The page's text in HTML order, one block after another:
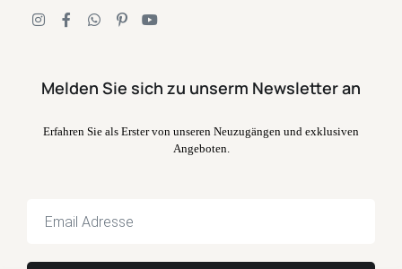
Melden Sie sich zu unserm Newsletter an
Erfahren Sie als Erster von unseren Neuzugängen und exklusiven
Angeboten.